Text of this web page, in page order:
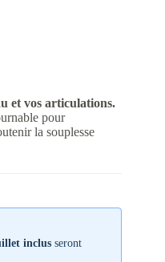
et vos articulations.
pour
la souplesse
inclus seront